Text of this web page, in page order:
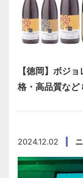
【徳岡】ボジ
格・高品質など
2024.12.02